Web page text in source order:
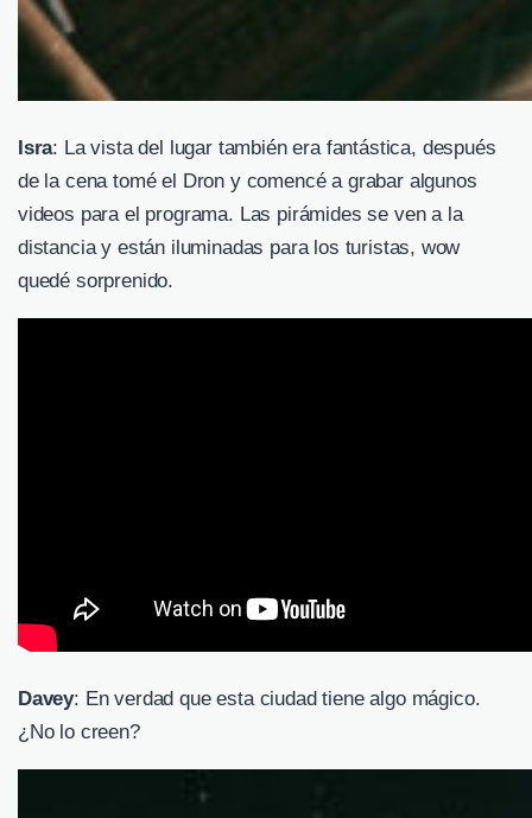
Isra: La vista del lugar también era fantástica, después
de la cena tomé el Dron y comencé a grabar algunos
videos para el programa. Las pirámides se ven a la
distancia y están iluminadas para los turistas, wow
quedé sorprenido.
Davey: En verdad que esta ciudad tiene algo mágico.
¿No lo creen?